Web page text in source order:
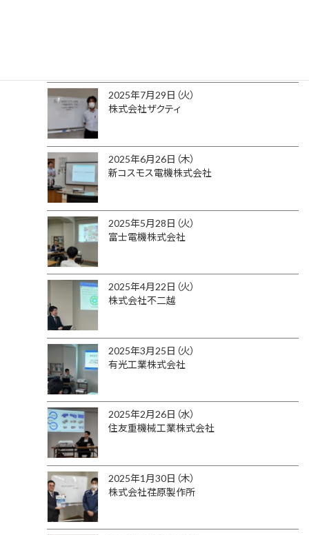
2025年7月29日（火）
株式会社ザクティ
2025年6月26日（木）
新コスモス電機株式会社
2025年5月28日（火）
富士電機株式会社
2025年4月22日（火）
株式会社不二越
2025年3月25日（火）
有光工業株式会社
2025年2月26日（水）
住友重機械工業株式会社
2025年1月30日（木）
株式会社荏原製作所